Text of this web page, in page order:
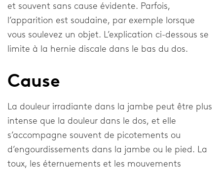
Distributeurs
Avis juridique
et souvent sans cause évidente. Parfois,
l’apparition est soudaine, par exemple lorsque
vous soulevez un objet. L’explication ci-dessous se
limite à la hernie discale dans le bas du dos.
Cause
La douleur irradiante dans la jambe peut être plus
intense que la douleur dans le dos, et elle
s’accompagne souvent de picotements ou
d’engourdissements dans la jambe ou le pied. La
toux, les éternuements et les mouvements